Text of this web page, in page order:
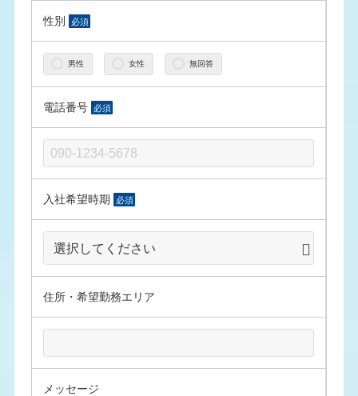
性別 必須
男性 女性 無回答
電話番号 必須
入社希望時期 必須
住所・希望勤務エリア
メッセージ